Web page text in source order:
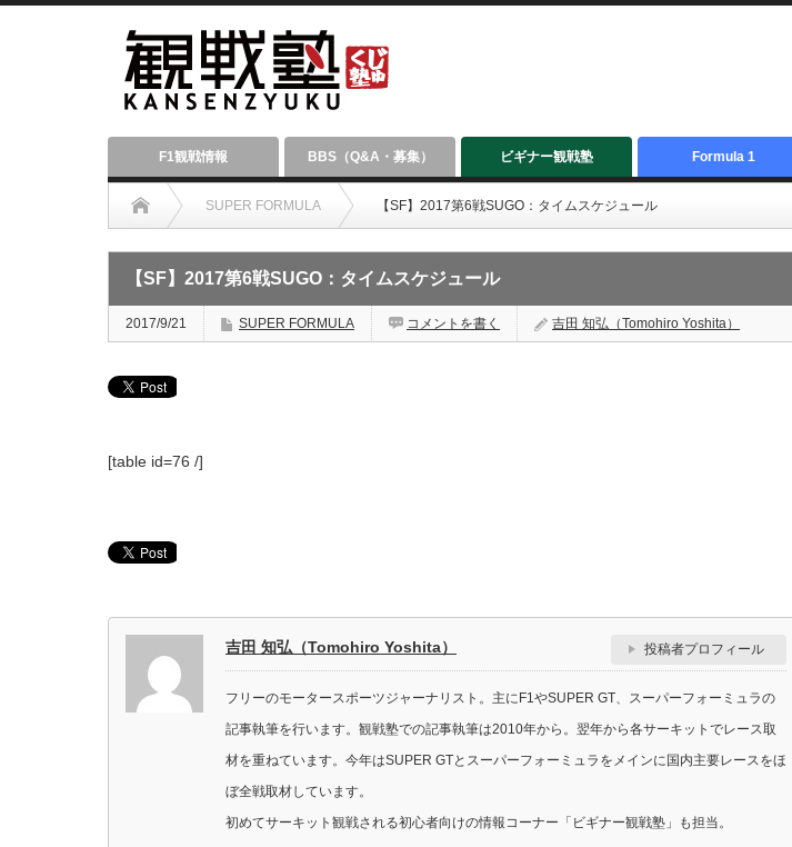
F1観戦情報 BBS（Q&A・募集） ビギナー観戦塾 Formula 1
SUPER FORMULA 【SF】2017第6戦SUGO：タイムスケジュール
【SF】2017第6戦SUGO：タイムスケジュール
2017/9/21 SUPER FORMULA コメントを書く 吉田 知弘（Tomohiro Yoshita）
[table id=76 /]
吉田 知弘（Tomohiro Yoshita） 投稿者プロフィール
フリーのモータースポーツジャーナリスト。主にF1やSUPER GT、スーパーフォーミュラの
記事執筆を行います。観戦塾での記事執筆は2010年から。翌年から各サーキットでレース取
材を重ねています。今年はSUPER GTとスーパーフォーミュラをメインに国内主要レースをほ
ぼ全戦取材しています。
初めてサーキット観戦される初心者向けの情報コーナー「ビギナー観戦塾」も担当。